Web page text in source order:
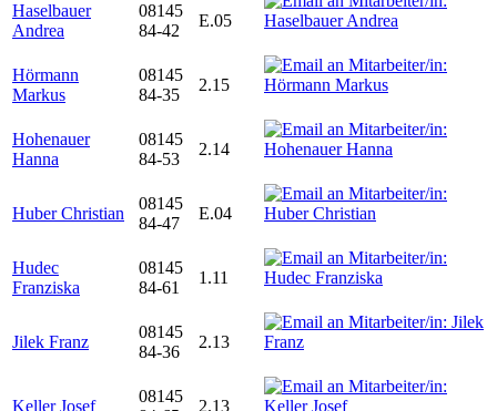
Haselbauer
Andrea
08145
84-42
E.05
Hörmann
Markus
08145
84-35
2.15
Hohenauer
Hanna
08145
84-53
2.14
Huber Christian
08145
84-47
E.04
Hudec
Franziska
08145
84-61
1.11
Jilek Franz
08145
84-36
2.13
Keller Josef
08145
2.13